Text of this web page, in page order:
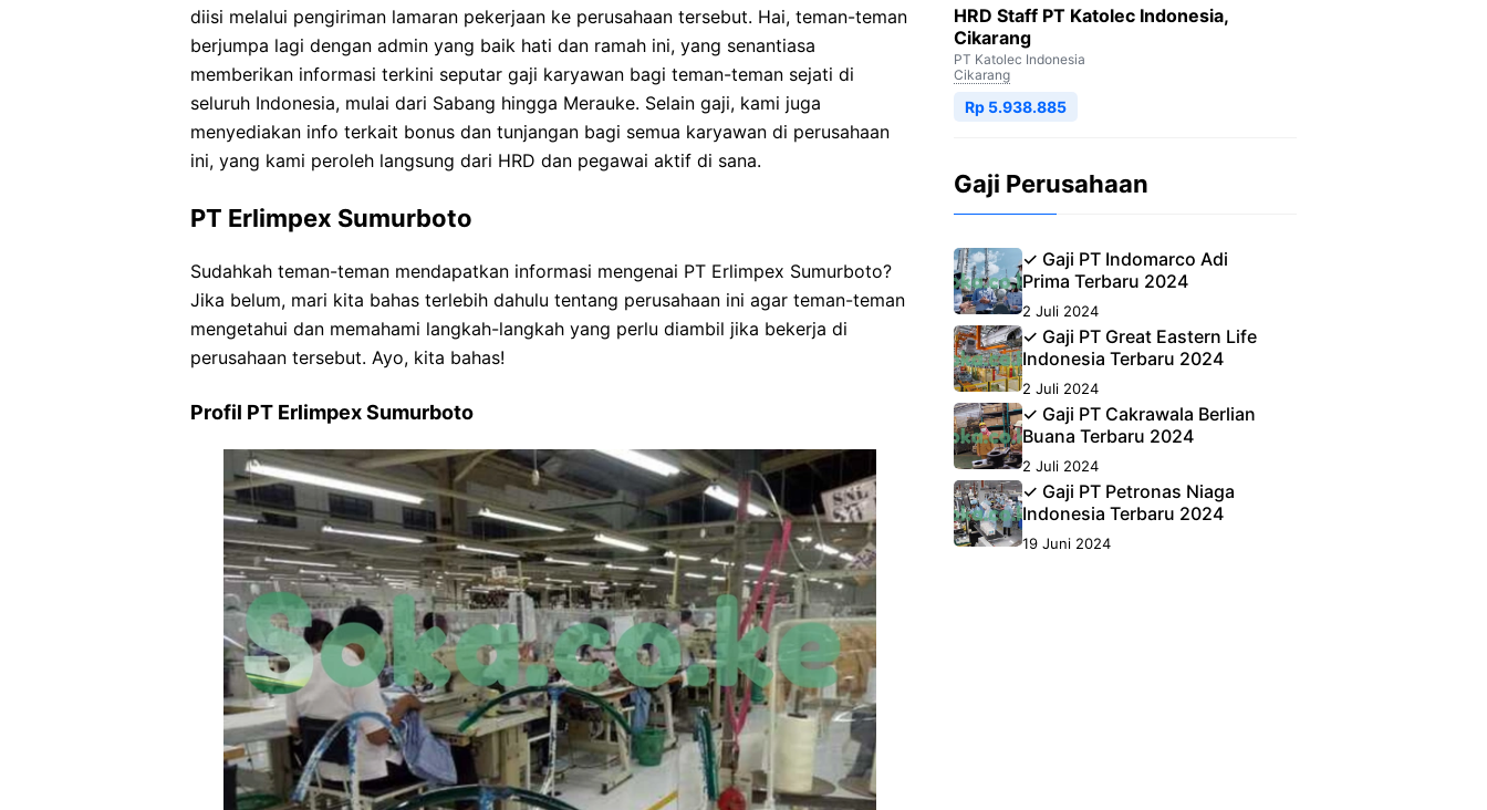
diisi melalui pengiriman lamaran pekerjaan ke perusahaan tersebut. Hai, teman-teman
berjumpa lagi dengan admin yang baik hati dan ramah ini, yang senantiasa
memberikan informasi terkini seputar gaji karyawan bagi teman-teman sejati di
seluruh Indonesia, mulai dari Sabang hingga Merauke. Selain gaji, kami juga
menyediakan info terkait bonus dan tunjangan bagi semua karyawan di perusahaan
ini, yang kami peroleh langsung dari HRD dan pegawai aktif di sana.
PT Erlimpex Sumurboto
Sudahkah teman-teman mendapatkan informasi mengenai PT Erlimpex Sumurboto?
Jika belum, mari kita bahas terlebih dahulu tentang perusahaan ini agar teman-teman
mengetahui dan memahami langkah-langkah yang perlu diambil jika bekerja di
perusahaan tersebut. Ayo, kita bahas!
Profil PT Erlimpex Sumurboto
HRD Staff PT Katolec Indonesia,
Cikarang
PT Katolec Indonesia
Cikarang
Rp 5.938.885
Gaji Perusahaan
✓ Gaji PT Indomarco Adi
Prima Terbaru 2024
2 Juli 2024
✓ Gaji PT Great Eastern Life
Indonesia Terbaru 2024
2 Juli 2024
✓ Gaji PT Cakrawala Berlian
Buana Terbaru 2024
2 Juli 2024
✓ Gaji PT Petronas Niaga
Indonesia Terbaru 2024
19 Juni 2024